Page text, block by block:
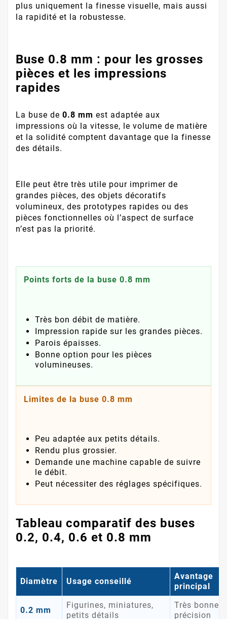
plus uniquement la finesse visuelle, mais aussi
la rapidité et la robustesse.
Buse 0.8 mm : pour les grosses
pièces et les impressions
rapides
La buse de 0.8 mm est adaptée aux
impressions où la vitesse, le volume de matière
et la solidité comptent davantage que la finesse
des détails.
Elle peut être très utile pour imprimer de
grandes pièces, des objets décoratifs
volumineux, des prototypes rapides ou des
pièces fonctionnelles où l’aspect de surface
n’est pas la priorité.
Points forts de la buse 0.8 mm
Très bon débit de matière.
Impression rapide sur les grandes pièces.
Parois épaisses.
Bonne option pour les pièces
volumineuses.
Limites de la buse 0.8 mm
Peu adaptée aux petits détails.
Rendu plus grossier.
Demande une machine capable de suivre
le débit.
Peut nécessiter des réglages spécifiques.
Tableau comparatif des buses
0.2, 0.4, 0.6 et 0.8 mm
Diamètre Usage conseillé
Avantage
principal
0.2 mm
Figurines, miniatures,
petits détails
Très bonne
précision